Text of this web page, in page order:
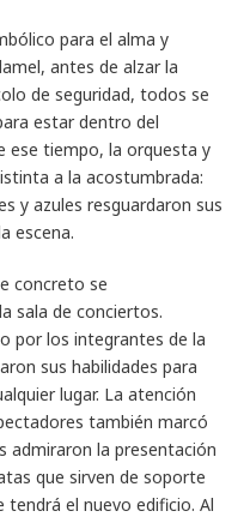
para el alma y
antes de alzar la
de seguridad, todos se
estar dentro del
ese tiempo, la orquesta y
a la acostumbrada:
y azules resguardaron sus
escena.
concreto se
sala de conciertos.
por los integrantes de la
sus habilidades para
lugar. La atención
también marcó
admiraron la presentación
que sirven de soporte
tendrá el nuevo edificio. Al